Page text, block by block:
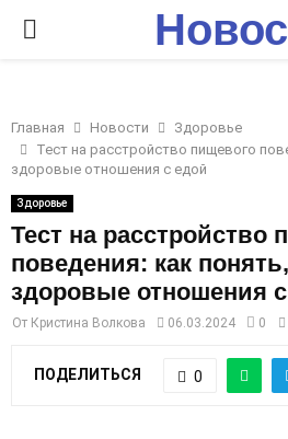
P
I
M
A
R
Y
Главная Новости
Здоровье
Тест на расстройство пищевого
здоровые отношения с едой
Здоровье
Тест на расстройство
поведения: как
здоровые отношения
От Кристина Волкова 06.03.2024 0
ПОДЕЛИТЬСЯ 0